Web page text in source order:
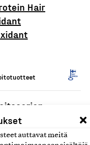
auttavat meitä
Hair